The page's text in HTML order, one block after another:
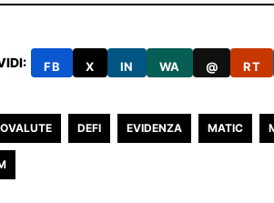
FB X IN WA @ RT
DEFI EVIDENZA MATIC